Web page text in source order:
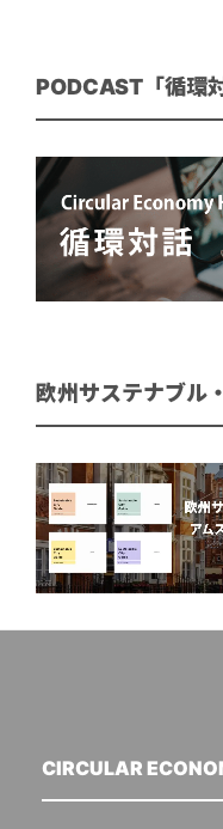
PODCAST「循環
欧州サステナブル
CIRCULAR